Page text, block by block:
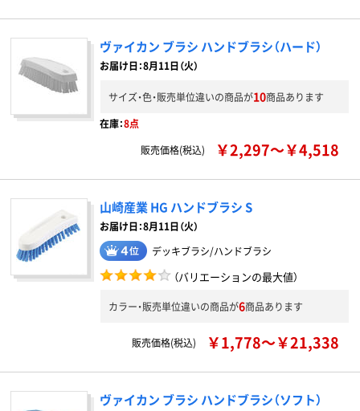
ヴァイカン ブラシ ハンドブラシ（ハード）
お届け日：8月11日（火）
サイズ・色・販売単位違いの商品が10商品あります
在庫：8点
販売価格(税込)
￥2,297～￥4,518
山崎産業 HG ハンドブラシ S
お届け日：8月11日（火）
デッキブラシ/ハンドブラシ
（バリエーションの最大値）
カラー・販売単位違いの商品が6商品あります
販売価格(税込) ￥1,778～￥21,338
ヴァイカン ブラシ ハンドブラシ（ソフト）